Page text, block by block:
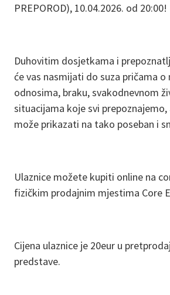
PREPOROD), 10.04.2026. od 20:00!
Duhovitim dosjetkama i
će vas nasmijati do suza pričama
odnosima, braku, svakodnevnom
situacijama koje svi
može prikazati na tako poseban i
Ulaznice možete kupiti online na
fizičkim prodajnim mjestima Core
Cijena ulaznice je 20eur u
predstave.